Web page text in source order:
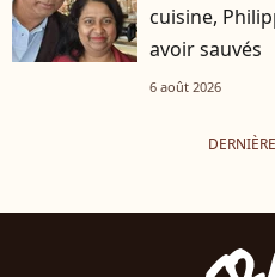
cuisine,
avoir sauvés
6 août 2026